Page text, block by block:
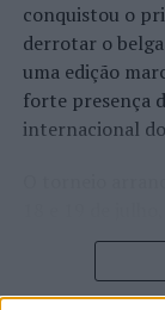
conquistou o
derrotar o
uma edição
forte presença
internacional
de um lugar
abertura
Câmara